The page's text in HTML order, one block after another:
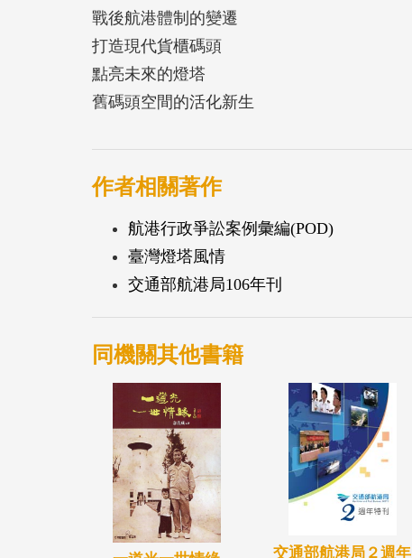
戰後航港體制的變遷
打造現代貨櫃碼頭
點亮未來的燈塔
舊碼頭空間的活化新生
作者相關著作
航港行政爭訟案例彙編(POD)
臺灣燈塔風情
交通部航港局106年刊
同機關其他書籍
交通部航港局２週年